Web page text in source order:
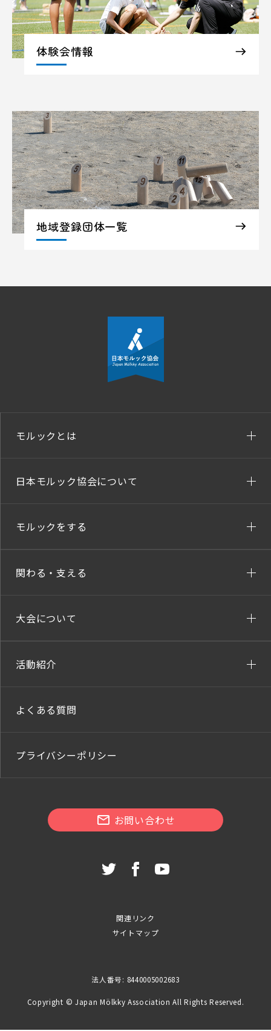
体験会情報
地域登録団体一覧
モルックとは
日本モルック協会について
モルックをする
関わる・支える
大会について
活動紹介
よくある質問
プライバシーポリシー
お問い合わせ
関連リンク
サイトマップ
法人番号: 8440005002683
Copyright © Japan Mölkky Association All Rights Reserved.